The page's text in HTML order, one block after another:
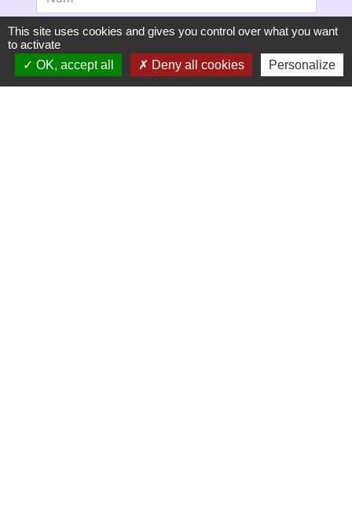
This site uses cookies and gives you control over what you want
to activate
OK, accept all
Deny all cookies Personalize